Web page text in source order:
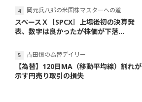
岡元兵八郎の米国株マスターへの道
スペースＸ［SPCX］上場後初の決算発
表、数字は良かったが株価が下落...
吉田恒の為替デイリー
【為替】120日MA（移動平均線）割れが
示す円売り取引の損失